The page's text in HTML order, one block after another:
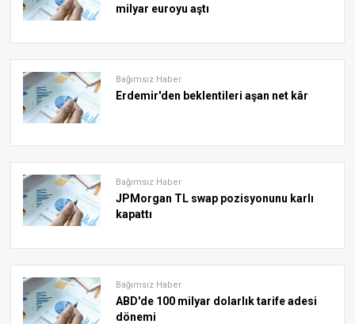
milyar euroyu aştı
Bağımsız Haber
Erdemir'den beklentileri aşan net kâr
Bağımsız Haber
JPMorgan TL swap pozisyonunu karlı
kapattı
Bağımsız Haber
ABD'de 100 milyar dolarlık tarife adesi
dönemi